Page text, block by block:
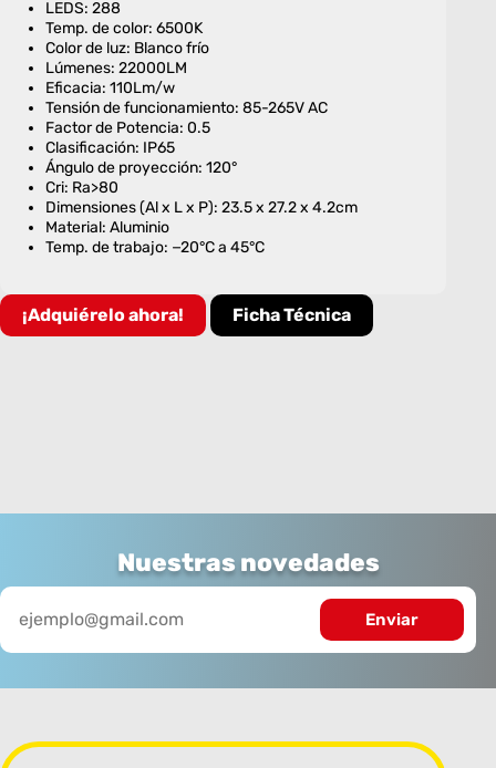
LEDS: 288
Temp. de color: 6500K
Color de luz: Blanco frío
Lúmenes: 22000LM
Eficacia: 110Lm/w
Tensión de funcionamiento: 85-265V AC
Factor de Potencia: 0.5
Clasificación: IP65
Ángulo de proyección: 120°
Cri: Ra>80
Dimensiones (Al x L x P): 23.5 x 27.2 x 4.2cm
Material: Aluminio
Temp. de trabajo: −20°C a 45°C
¡Adquiérelo ahora! Ficha Técnica
Nuestras novedades